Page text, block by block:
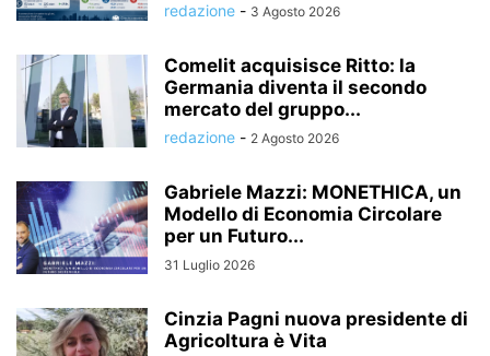
redazione - 3 Agosto 2026
Comelit acquisisce Ritto: la
Germania diventa il secondo
mercato del gruppo...
redazione - 2 Agosto 2026
Gabriele Mazzi: MONETHICA, un
Modello di Economia Circolare
per un Futuro...
31 Luglio 2026
Cinzia Pagni nuova presidente di
Agricoltura è Vita